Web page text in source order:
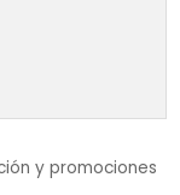
y promociones